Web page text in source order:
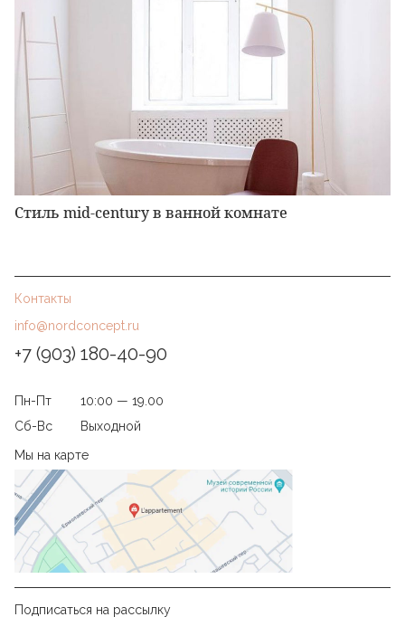
Стиль mid-century в ванной комнате
Контакты
info@nordconcept.ru
+7 (903) 180-40-90
Пн-Пт
10:00 — 19.00
Сб-Вс
Выходной
Мы на карте
Подписаться на рассылку